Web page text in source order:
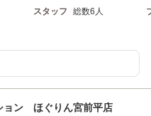
スタッフ 総数6人
ョン ほぐりん宮前平店